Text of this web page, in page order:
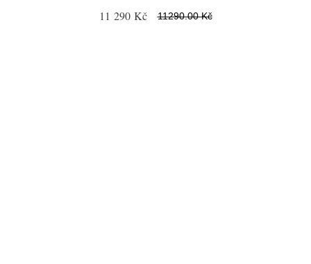
11 290 Kč 11290.00 Kč